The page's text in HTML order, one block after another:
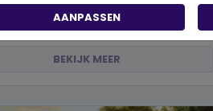
kan het ve...
BEKIJK MEER
AANPASSEN